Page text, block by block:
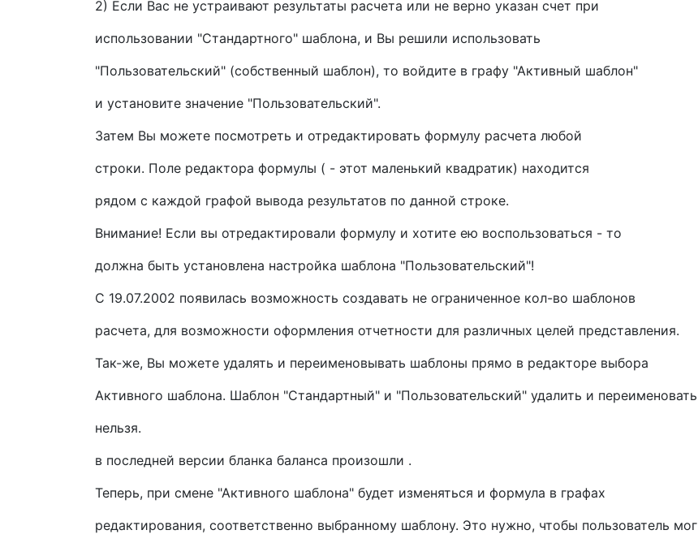
2) Если Вас не устраивают результаты расчета или не верно указан счет при
использовании "Стандартного" шаблона, и Вы решили использовать
"Пользовательский" (собственный шаблон), то войдите в графу "Активный шаблон"
и установите значение "Пользовательский".
Затем Вы можете посмотреть и отредактировать формулу расчета любой
строки. Поле редактора формулы ( - этот маленький квадратик) находится
рядом с каждой графой вывода результатов по данной строке.
Внимание! Если вы отредактировали формулу и хотите ею воспользоваться - то
должна быть установлена настройка шаблона "Пользовательский"!
С 19.07.2002 появилась возможность создавать не ограниченное кол-во шаблонов
расчета, для возможности оформления отчетности для различных целей представления.
Так-же, Вы можете удалять и переименовывать шаблоны прямо в редакторе выбора
Активного шаблона. Шаблон "Стандартный" и "Пользовательский" удалить и переименовать
нельзя.
в последней версии бланка баланса произошли .
Теперь, при смене "Активного шаблона" будет изменяться и формула в графах
редактирования, соответственно выбранному шаблону. Это нужно, чтобы пользователь мог